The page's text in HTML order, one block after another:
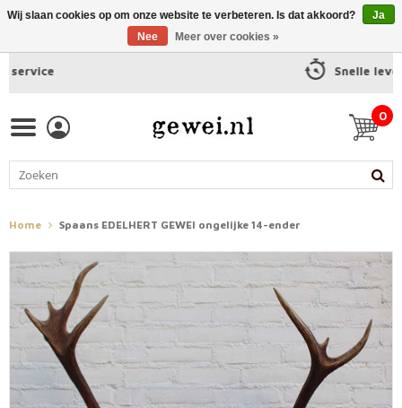
0
Home Spaans EDELHERT GEWEI ongelijke 14-ender
Wij slaan cookies op om onze website te verbeteren. Is dat akkoord?
Ja
Nee
Meer over cookies »